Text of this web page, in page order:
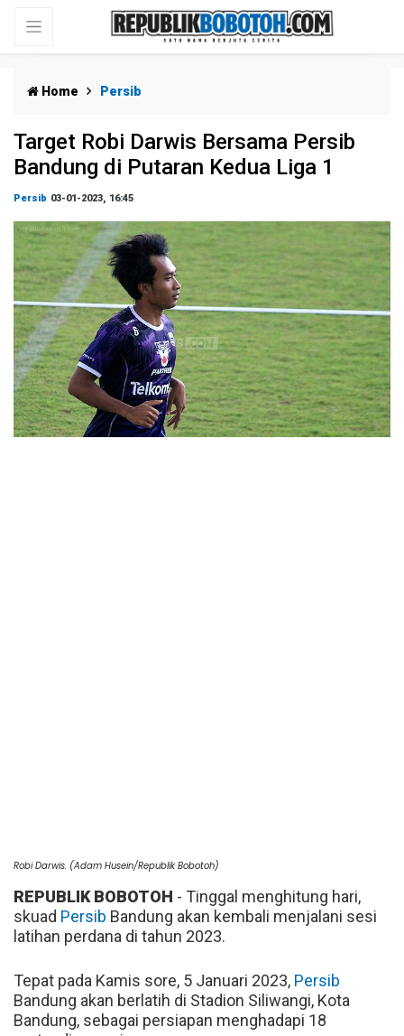
Home Persib
Target Robi Darwis Bersama Persib
Bandung di Putaran Kedua Liga 1
Persib 03-01-2023, 16:45
Robi Darwis. (Adam Husein/Republik Bobotoh)
REPUBLIK BOBOTOH - Tinggal menghitung hari,
skuad Persib Bandung akan kembali menjalani sesi
latihan perdana di tahun 2023.
Tepat pada Kamis sore, 5 Januari 2023, Persib
Bandung akan berlatih di Stadion Siliwangi, Kota
Bandung, sebagai persiapan menghadapi 18